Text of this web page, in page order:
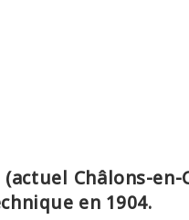
(actuel Châlons-
en 1904.